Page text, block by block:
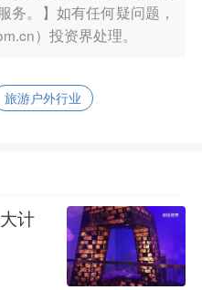
务。】如有任何疑问题，
）投资界处理。
旅游户外行业
计